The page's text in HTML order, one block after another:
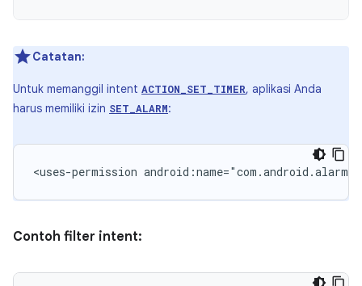
Catatan:
Untuk memanggil intent ACTION_SET_TIMER, aplikasi Anda
harus memiliki izin SET_ALARM:
<uses-permission
Contoh filter intent: